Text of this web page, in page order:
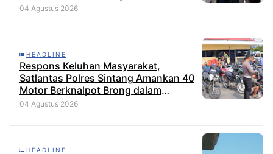
Perkebunan
04 Agustus 2026
HEADLINE
Respons Keluhan Masyarakat,
Satlantas Polres Sintang Amankan 40
Motor Berknalpot Brong dalam
Strong Point Pagi
04 Agustus 2026
HEADLINE